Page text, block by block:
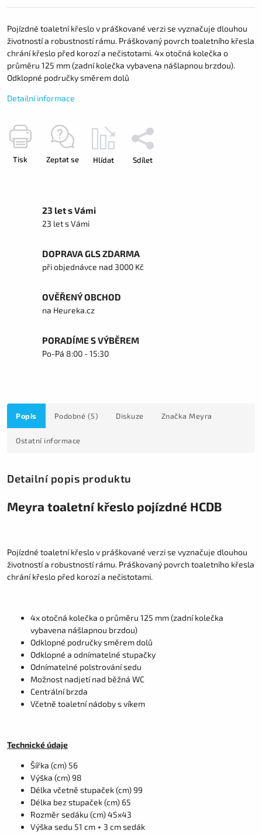
Pojízdné toaletní křeslo v práškované verzi se vyznačuje dlouhou
životností a robustností rámu. Práškovaný povrch toaletního křesla
chrání křeslo před korozí a nečistotami. 4x otočná kolečka o
průměru 125 mm (zadní kolečka vybavena nášlapnou brzdou).
Odklopné područky směrem dolů
Detailní informace
Tisk Zeptat se Hlídat Sdílet
23 let s Vámi
23 let s Vámi
DOPRAVA GLS ZDARMA
při objednávce nad 3000 Kč
OVĚŘENÝ OBCHOD
na Heureka.cz
PORADÍME S VÝBĚREM
Po-Pá 8:00 - 15:30
Popis Podobné (5) Diskuze Značka Meyra
Ostatní informace
Detailní popis produktu
Meyra toaletní křeslo pojízdné HCDB
Pojízdné toaletní křeslo v práškované verzi se vyznačuje dlouhou
životností a robustností rámu. Práškovaný povrch toaletního křesla
chrání křeslo před korozí a nečistotami.
4x otočná kolečka o průměru 125 mm (zadní kolečka
vybavena nášlapnou brzdou)
Odklopné područky směrem dolů
Odklopné a odnímatelné stupačky
Odnímatelné polstrování sedu
Možnost nadjetí nad běžná WC
Centrální brzda
Včetně toaletní nádoby s víkem
Technické údaje
Šířka (cm) 56
Výška (cm) 98
Délka včetně stupaček (cm) 99
Délka bez stupaček (cm) 65
Rozměr sedáku (cm) 45x43
Výška sedu 51 cm + 3 cm sedák